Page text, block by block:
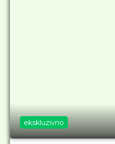
ekskluzivno